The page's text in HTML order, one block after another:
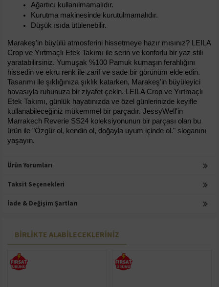
Ağartıcı kullanılmamalıdır.
Kurutma makinesinde kurutulmamalıdır.
Düşük ısıda ütülenebilir.
Marakeş'in büyülü atmosferini hissetmeye hazır mısınız? LEILA
Crop ve Yırtmaçlı Etek Takımı ile serin ve konforlu bir yaz stili
yaratabilirsiniz. Yumuşak %100 Pamuk kumaşın ferahlığını
hissedin ve ekru renk ile zarif ve sade bir görünüm elde edin.
Tasarımı ile şıklığınıza şıklık katarken, Marakeş'in büyüleyici
havasıyla ruhunuza bir ziyafet çekin. LEILA Crop ve Yırtmaçlı
Etek Takımı, günlük hayatınızda ve özel günlerinizde keyifle
kullanabileceğiniz mükemmel bir parçadır. JessyWell'in
Marrakech Reverie SS24 koleksiyonunun bir parçası olan bu
ürün ile "Özgür ol, kendin ol, doğayla uyum içinde ol." sloganını
yaşayın.
Ürün Yorumları
Taksit Seçenekleri
İade & Değişim Şartları
BIRLIKTE ALABILECEKLERINIZ